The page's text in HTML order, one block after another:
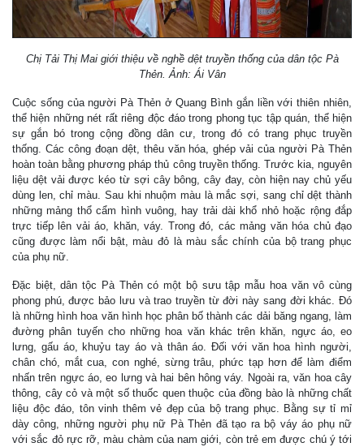
Chị Tải Thị Mai giới thiệu về nghề dệt truyền thống của dân tộc Pà
Thẻn. Ảnh: Ái Vân
Cuộc sống của người Pà Thẻn ở Quang Bình gắn liền với thiên nhiên,
thể hiện những nét rất riêng độc đáo trong phong tục tập quán, thể hiện
sự gắn bó trong cộng đồng dân cư, trong đó có trang phục truyền
thống. Các công đoạn dệt, thêu văn hóa, ghép vải của người Pà Thẻn
hoàn toàn bằng phương pháp thủ công truyền thống. Trước kia, nguyên
liệu dệt vải được kéo từ sợi cây bông, cây đay, còn hiện nay chủ yếu
dùng len, chỉ màu. Sau khi nhuộm màu là mắc sợi, sang chỉ dệt thành
những mảng thổ cẩm hình vuông, hay trải dài khổ nhỏ hoặc rộng đắp
trực tiếp lên vải áo, khăn, váy. Trong đó, các mảng văn hóa chủ đạo
cũng được làm nổi bật, màu đỏ là màu sắc chính của bộ trang phục
của phụ nữ.
Đặc biệt, dân tộc Pà Thẻn có một bộ sưu tập mẫu hoa văn vô cùng
phong phú, được bảo lưu và trao truyền từ đời này sang đời khác. Đó
là những hình hoa văn hình học phân bố thành các dải băng ngang, làm
đường phân tuyến cho những hoa văn khác trên khăn, ngực áo, eo
lưng, gấu áo, khuỷu tay áo và thân áo. Đối với văn hoa hình người,
chân chó, mắt cua, con nghé, sừng trâu, phức tạp hơn để làm điểm
nhấn trên ngực áo, eo lưng và hai bên hông váy. Ngoài ra, văn hoa cây
thông, cây cỏ và một số thuốc quen thuộc của đồng bào là những chất
liệu độc đáo, tôn vinh thêm vẻ đẹp của bộ trang phục. Bằng sự tỉ mỉ
dày công, những người phụ nữ Pà Thẻn đã tạo ra bộ váy áo phụ nữ
với sắc đỏ rực rỡ, màu chàm của nam giới, còn trẻ em được chú ý tới